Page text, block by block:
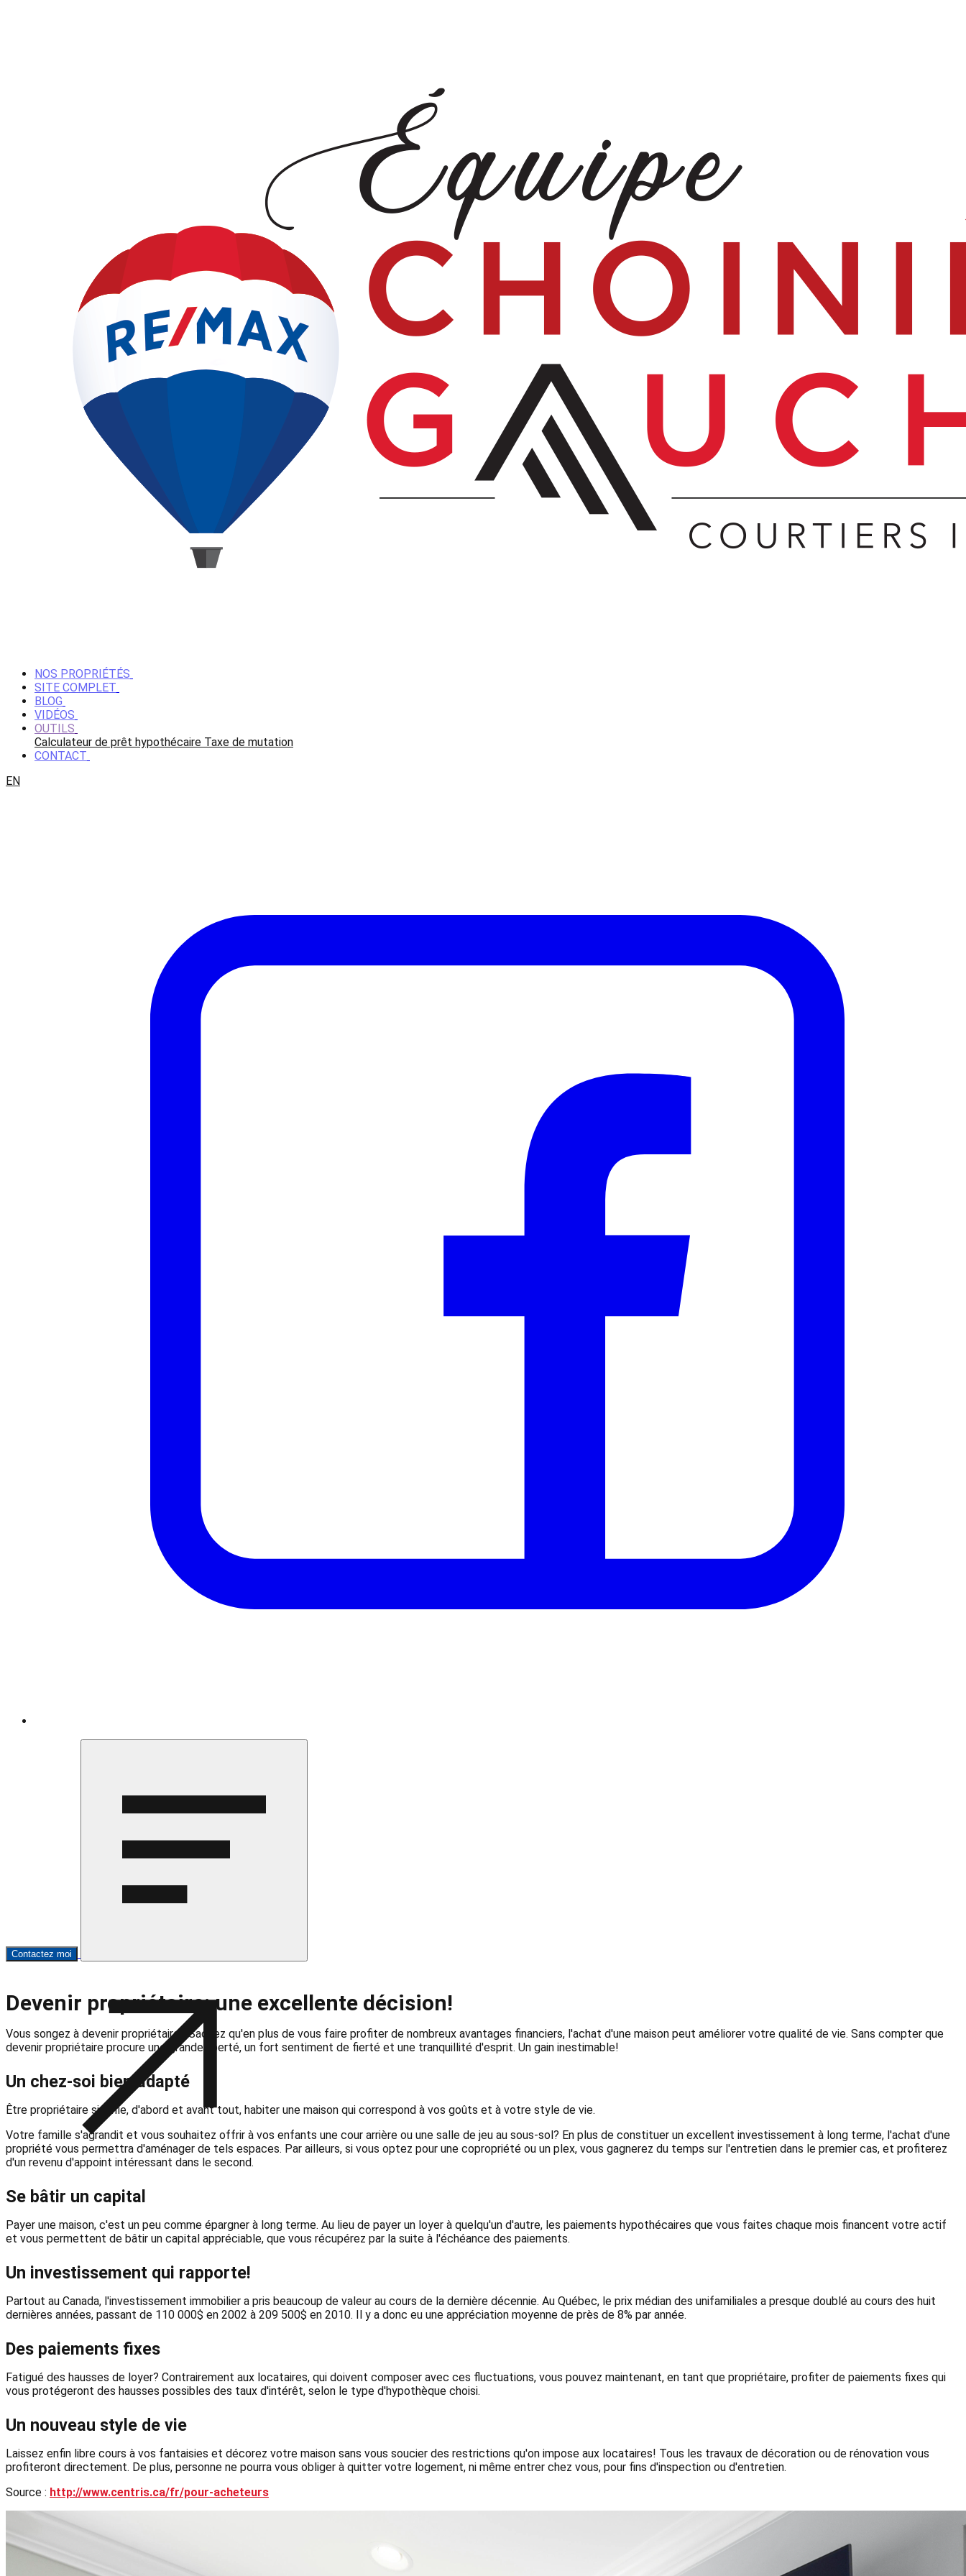
NOS PROPRIÉTÉS
SITE COMPLET
BLOG
VIDÉOS
OUTILS
Calculateur de prêt hypothécaire Taxe de mutation
CONTACT
EN
Contactez moi
Devenir propriétaire: une excellente décision!
Vous songez à devenir propriétaire? Sachez qu'en plus de vous faire profiter de nombreux avantages financiers, l'achat d'une maison peut améliorer votre qualité de vie. Sans compter que
devenir propriétaire procure une grande liberté, un fort sentiment de fierté et une tranquillité d'esprit. Un gain inestimable!
Un chez-soi bien adapté
Être propriétaire signifie, d'abord et avant tout, habiter une maison qui correspond à vos goûts et à votre style de vie.
Votre famille s'agrandit et vous souhaitez offrir à vos enfants une cour arrière ou une salle de jeu au sous-sol? En plus de constituer un excellent investissement à long terme, l'achat d'une
propriété vous permettra d'aménager de tels espaces. Par ailleurs, si vous optez pour une copropriété ou un plex, vous gagnerez du temps sur l'entretien dans le premier cas, et profiterez
d'un revenu d'appoint intéressant dans le second.
Se bâtir un capital
Payer une maison, c'est un peu comme épargner à long terme. Au lieu de payer un loyer à quelqu'un d'autre, les paiements hypothécaires que vous faites chaque mois financent votre actif
et vous permettent de bâtir un capital appréciable, que vous récupérez par la suite à l'échéance des paiements.
Un investissement qui rapporte!
Partout au Canada, l'investissement immobilier a pris beaucoup de valeur au cours de la dernière décennie. Au Québec, le prix médian des unifamiliales a presque doublé au cours des huit
dernières années, passant de 110 000$ en 2002 à 209 500$ en 2010. Il y a donc eu une appréciation moyenne de près de 8% par année.
Des paiements fixes
Fatigué des hausses de loyer? Contrairement aux locataires, qui doivent composer avec ces fluctuations, vous pouvez maintenant, en tant que propriétaire, profiter de paiements fixes qui
vous protégeront des hausses possibles des taux d'intérêt, selon le type d'hypothèque choisi.
Un nouveau style de vie
Laissez enfin libre cours à vos fantaisies et décorez votre maison sans vous soucier des restrictions qu'on impose aux locataires! Tous les travaux de décoration ou de rénovation vous
profiteront directement. De plus, personne ne pourra vous obliger à quitter votre logement, ni même entrer chez vous, pour fins d'inspection ou d'entretien.
Source : http://www.centris.ca/fr/pour-acheteurs